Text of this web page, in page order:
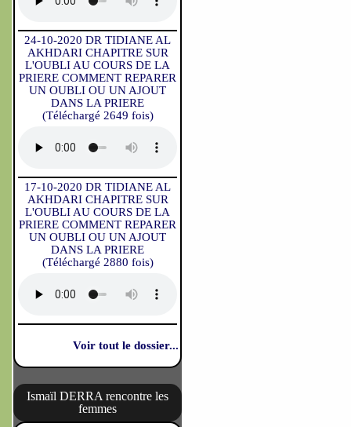
24-10-2020 DR TIDIANE AL
AKHDARI CHAPITRE SUR
L'OUBLI AU COURS DE LA
PRIERE COMMENT REPARER
UN OUBLI OU UN AJOUT
DANS LA PRIERE
(Téléchargé 2649 fois)
17-10-2020 DR TIDIANE AL
AKHDARI CHAPITRE SUR
L'OUBLI AU COURS DE LA
PRIERE COMMENT REPARER
UN OUBLI OU UN AJOUT
DANS LA PRIERE
(Téléchargé 2880 fois)
Voir tout le dossier...
Ismaïl DERRA rencontre les
femmes